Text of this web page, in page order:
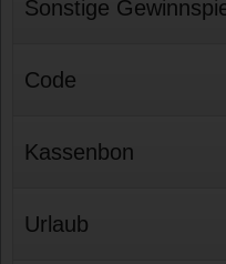
Sonstige
Code
Kassenbon
Urlaub